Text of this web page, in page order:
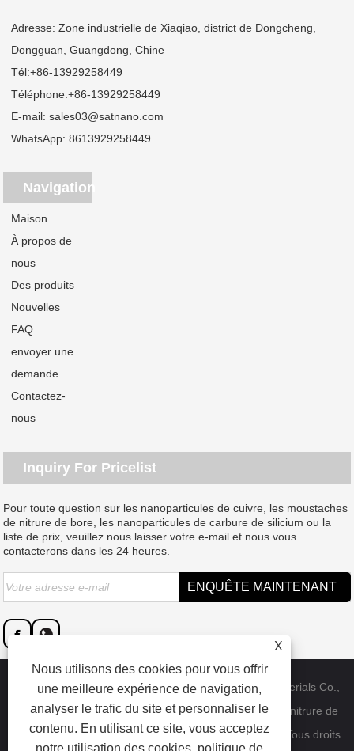
Adresse: Zone industrielle de Xiaqiao, district de Dongcheng,
Dongguan, Guangdong, Chine
Tél:+86-13929258449
Téléphone:+86-13929258449
E-mail:sales03@satnano.com
WhatsApp:8613929258449
Navigation
Maison
À propos de
nous
Des produits
Nouvelles
FAQ
envoyer une
demande
Contactez-
nous
Inquiry For Pricelist
Pour toute question sur les nanoparticules de cuivre, les moustaches
de nitrure de bore, les nanoparticules de carbure de silicium ou la
liste de prix, veuillez nous laisser votre e-mail et nous vous
contacterons dans les 24 heures.
Copyright © 2023 Dongguan SAT nano technology materials Co.,
LTD - Chine Nanoparticules de cuivre, moustaches de nitrure de
bore, usine de nanoparticules de carbure de silicium - Tous droits
X
Nous utilisons des cookies pour vous offrir
une meilleure expérience de navigation,
analyser le trafic du site et personnaliser le
contenu. En utilisant ce site, vous acceptez
notre utilisation des cookies. politique de